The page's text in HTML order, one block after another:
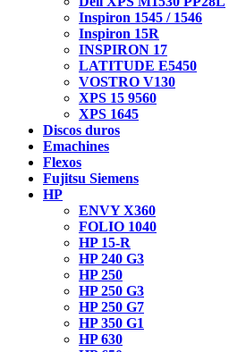
Inspiron 1545 / 1546
Inspiron 15R
INSPIRON 17
LATITUDE E5450
VOSTRO V130
XPS 15 9560
XPS 1645
Discos duros
Emachines
Flexos
Fujitsu Siemens
HP
ENVY X360
FOLIO 1040
HP 15-R
HP 240 G3
HP 250
HP 250 G3
HP 250 G7
HP 350 G1
HP 630